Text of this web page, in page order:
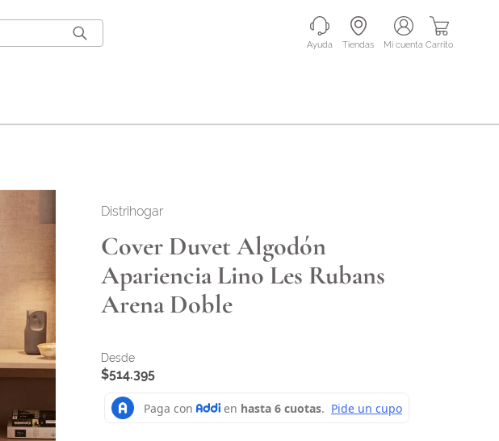
Ayuda Tiendas mi cuenta Carrito
Distrihogar
Cover Duvet Algodón
Apariencia Lino Les Rubans
Arena Doble
$514.395